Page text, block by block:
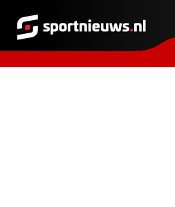
Sportnieuws.nl